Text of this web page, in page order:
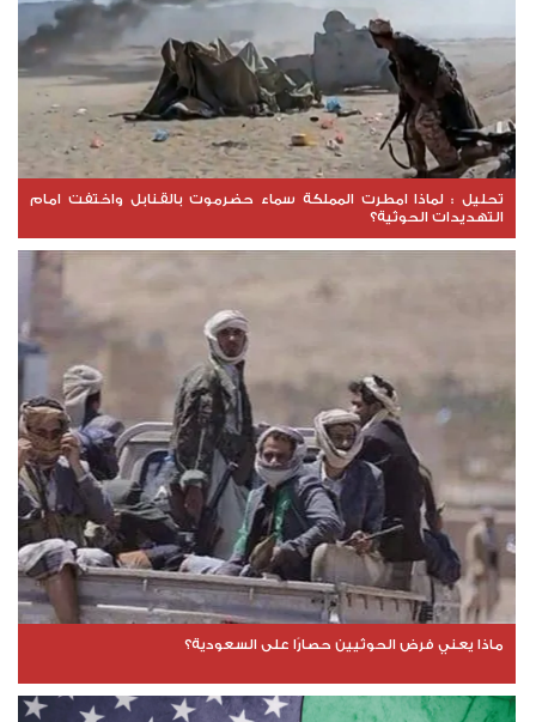
تحليل : لماذا امطرت المملكة سماء حضرموت بالقنابل واختفت امام
التهديدات الحوثية؟
ماذا يعني فرض الحوثيين حصارًا على السعودية؟